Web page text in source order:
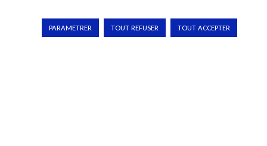
Politique cookies
PARAMETRER TOUT REFUSER TOUT ACCEPTER